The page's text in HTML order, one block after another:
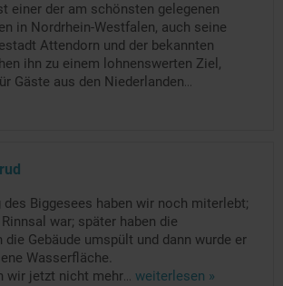
einer der am schönsten gelegenen
in Nordrhein-Westfalen, auch seine
Attendorn und der bekannten
ihn zu einem lohnenswerten Ziel,
Gäste aus den Niederlanden...
des Biggesees haben wir noch miterlebt;
war; später haben die
die Gebäude umspült und dann wurde er
Wasserfläche.
wir jetzt nicht mehr... weiterlesen »